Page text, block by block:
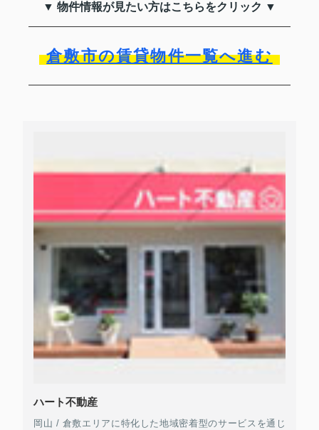
▼ 物件情報が見たい方はこちらをクリック ▼
倉敷市の賃貸物件一覧へ進む
ハート不動産
岡山 / 倉敷エリアに特化した地域密着型のサービスを通じ